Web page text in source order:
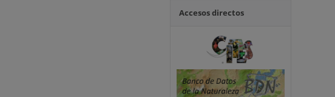
Accesos directos